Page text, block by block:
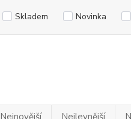
Skladem Novinka
Nejnovější Nejlevnější